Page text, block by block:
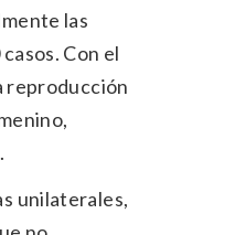
las
Con el
reproducción
unilaterales,